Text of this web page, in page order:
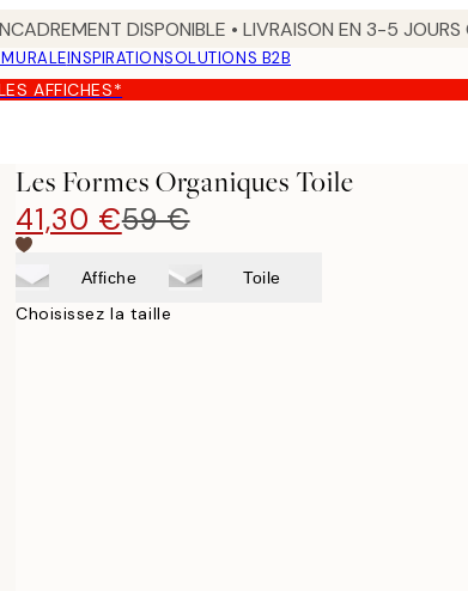
DISPONIBLE • LIVRAISON EN 3-5 JOURS
INSPIRATIONSOLUTIONS B2B
AFFICHES*
Les Formes Organiques Toile
41,30 €59 €
Affiche Toile
Choisissez la taille